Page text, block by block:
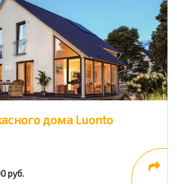
дома Luonto
руб.